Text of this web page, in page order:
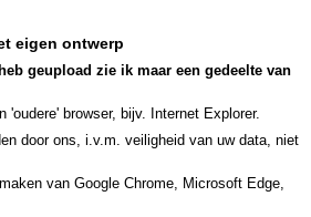
eigen ontwerp
geupload zie ik maar een gedeelte van
'oudere' browser, bijv. Internet Explorer.
door ons, i.v.m. veiligheid van uw data, niet
van Google Chrome, Microsoft Edge,